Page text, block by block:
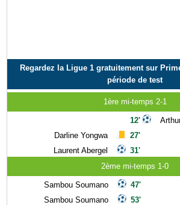
Regardez la Ligue 1 gratuitement sur
période de test
1ère mi-temps 2-1
Darline Yongwa
Laurent Abergel
12'
27'
31'
2ème mi-temps 1-0
Sambou Soumano
Sambou Soumano
47'
53'